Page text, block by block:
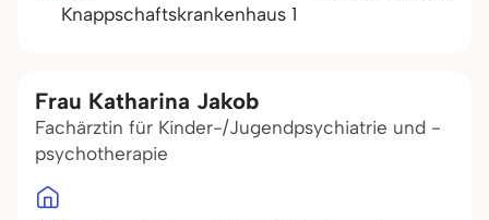
Knappschaftskrankenhaus 1
Frau Katharina Jakob
Fachärztin für Kinder-/Jugendpsychiatrie und -
psychotherapie